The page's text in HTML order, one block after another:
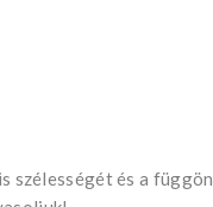
szélességét és a